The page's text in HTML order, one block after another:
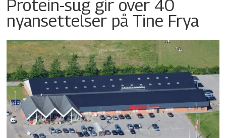
Protein-sug gir over 40
nyansettelser på Tine Frya